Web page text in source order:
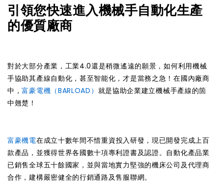
引領您快速進入機械手自動化生產
的優質廠商
對於大部分產業，工業4.0還是稍微遙遠的願景，如何利用機械
手協助其產線自動化，甚至智能化，才是當務之急！在國內廠商
中，富豪電機（BARLOAD） 就是協助企業建立機械手產線的箇
中翹楚！
富豪機電在成立十數年間不惜重資投入研發，現已開發完成上百
款產品，並獲得世界各國數十項專利證書及認證。自動化產品業
已銷售全球五十餘國家，並與當地實力堅強的機床公司及代理商
合作，建構嚴密健全的行銷通路及售服聯網。